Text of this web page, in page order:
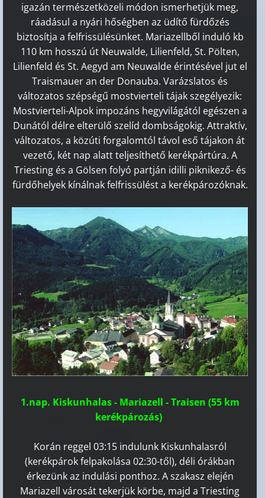
igazán természetközeli módon ismerhetjük meg,
ráadásul a nyári hőségben az üdítő fürdőzés
biztosítja a felfrissülésünket. Mariazellből induló kb
110 km hosszú út Neuwalde, Lilienfeld, St. Pölten,
Lilienfeld és St. Aegyd am Neuwalde érintésével jut el
Traismauer an der Donauba. Varázslatos és
változatos szépségű mostvierteli tájak szegélyezik:
Mostvierteli-Alpok impozáns hegyvilágától egészen a
Dunától délre elterülő szelíd dombságokig. Attraktív,
változatos, a közúti forgalomtól távol eső tájakon át
vezető, két nap alatt teljesíthető kerékpártúra. A
Triesting és a Gölsen folyó partján idilli piknikező- és
fürdőhelyek kínálnak felfrissülést a kerékpározóknak.
1.nap. Kiskunhalas - Mariazell - Traisen (55 km
kerékpározás)
Korán reggel 03:15 indulunk Kiskunhalasról
(kerékpárok felpakolása 02:30-től), déli órákban
érkezünk az indulási ponthoz. A szakasz elején
Mariazell városát tekerjük körbe, majd a Triesting